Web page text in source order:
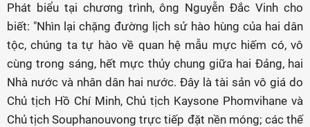
Phát biểu tại chương trình, ông Nguyễn Đắc Vinh cho
biết: "Nhìn lại chặng đường lịch sử hào hùng của hai dân
tộc, chúng ta tự hào về quan hệ mẫu mực hiếm có, vô
cùng trong sáng, hết mực thủy chung giữa hai Đảng, hai
Nhà nước và nhân dân hai nước. Đây là tài sản vô giá do
Chủ tịch Hồ Chí Minh, Chủ tịch Kaysone Phomvihane và
Chủ tịch Souphanouvong trực tiếp đặt nền móng; các thế